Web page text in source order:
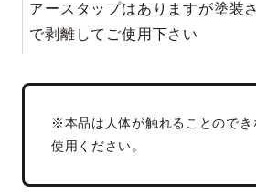
アースタップはありますが塗装
で剥離してご使用下さい
※本品は人体が触れることのでき
使用ください。